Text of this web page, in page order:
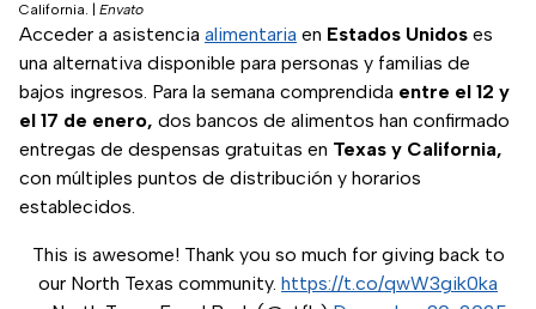
California.
Envato
Acceder a asistencia alimentaria en Estados Unidos es
una alternativa disponible para personas y familias de
bajos ingresos. Para la semana comprendida entre el 12 y
el 17 de enero, dos bancos de alimentos han confirmado
entregas de despensas gratuitas en Texas y California,
con múltiples puntos de distribución y horarios
establecidos.
This is awesome! Thank you so much for giving back to
our North Texas community. https://t.co/qwW3gik0ka